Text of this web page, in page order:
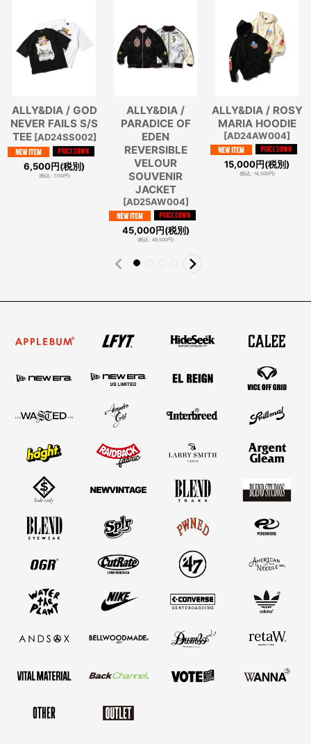
ALLY&DIA / GOD
NEVER FAILS S/S
TEE [AD24SS002]
6,500円(税別)
(税込: 7,150円)
ALLY&DIA /
PARADICE OF
EDEN
REVERSIBLE
VELOUR
SOUVENIR
JACKET
[AD25AW004]
45,000円(税別)
(税込: 49,500円)
ALLY&DIA / ROSY
MARIA HOODIE
[AD24AW004]
15,000円(税別)
(税込: 16,500円)